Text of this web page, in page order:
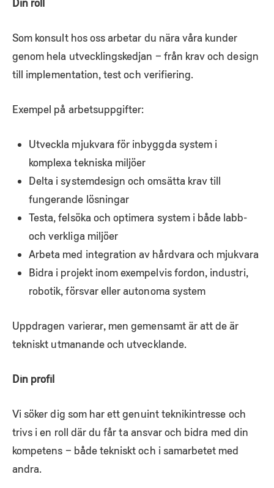
Din roll
Som konsult hos oss arbetar du nära våra kunder
genom hela utvecklingskedjan – från krav och design
till implementation, test och verifiering.
Exempel på arbetsuppgifter:
Utveckla mjukvara för inbyggda system i
komplexa tekniska miljöer
Delta i systemdesign och omsätta krav till
fungerande lösningar
Testa, felsöka och optimera system i både labb-
och verkliga miljöer
Arbeta med integration av hårdvara och mjukvara
Bidra i projekt inom exempelvis fordon, industri,
robotik, försvar eller autonoma system
Uppdragen varierar, men gemensamt är att de är
tekniskt utmanande och utvecklande.
Din profil
Vi söker dig som har ett genuint teknikintresse och
trivs i en roll där du får ta ansvar och bidra med din
kompetens – både tekniskt och i samarbetet med
andra.